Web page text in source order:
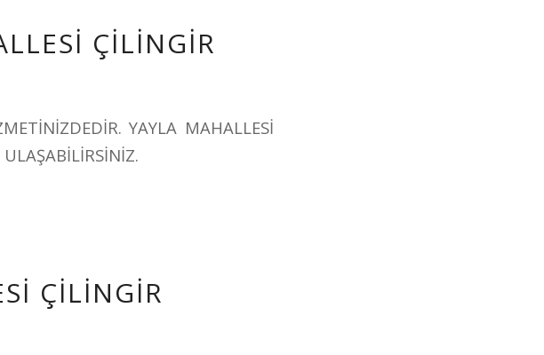
ÇİLİNGİR
YAYLA MAHALLESİ
ÇİLİNGİR